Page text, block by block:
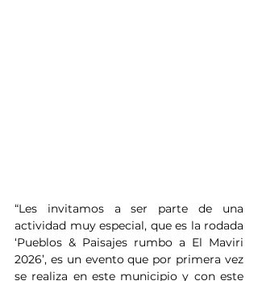
“Les invitamos a ser parte de una
actividad muy especial, que es la rodada
‘Pueblos & Paisajes rumbo a El Maviri
2026’, es un evento que por primera vez
se realiza en este municipio y con este